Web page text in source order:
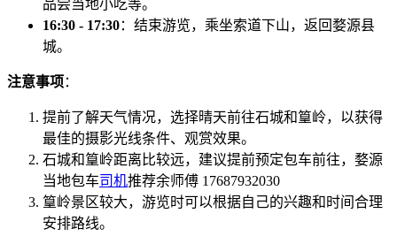
品尝当地小吃等。
16:30 - 17:30：结束游览，乘坐索道下山，返回婺源县
城。
注意事项 ：
提前了解天气情况，选择晴天前往石城和篁岭，以获得
最佳的摄影光线条件、观赏效果。
石城和篁岭距离比较远，建议提前预定包车前往，婺源
当地包车司机推荐余师傅 17687932030
篁岭景区较大，游览时可以根据自己的兴趣和时间合理
安排路线。